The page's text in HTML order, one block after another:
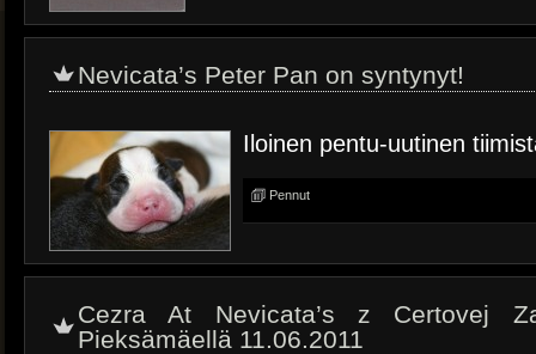
Nevicata’s Peter Pan on syntynyt!
Iloinen pentu-uutinen
Pennut
Cezra At Nevicata’s z Certovej
Pieksämäellä 11.06.2011